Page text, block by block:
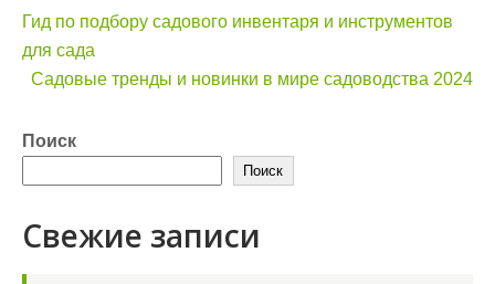
Навигация
по
записям
Гид по подбору садового инвентаря и инструментов
для сада
Садовые тренды и новинки в мире садоводства 2024
Поиск
Поиск
Свежие записи